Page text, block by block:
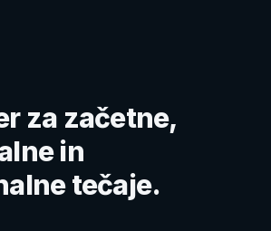
za začetne,
in
tečaje.